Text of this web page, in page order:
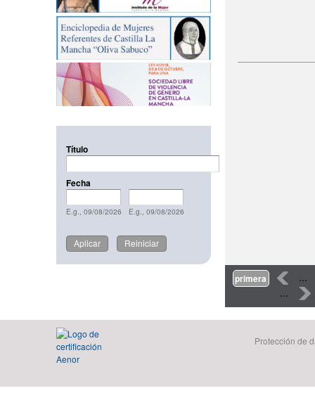
Título
Fecha
E.g., 09/08/2026 E.g., 09/08/2026
Páginas
primera ‹
…
…
›
Protección de